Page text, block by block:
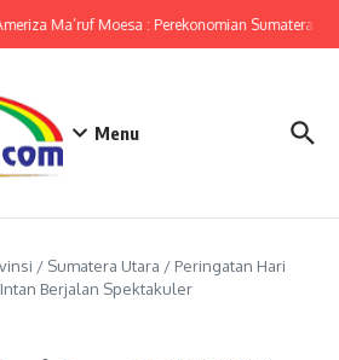
Ma’ruf Moesa : Perekonomian Sumatera
Menu
/ Sumatera Utara / Peringatan Hari
Berjalan Spektakuler